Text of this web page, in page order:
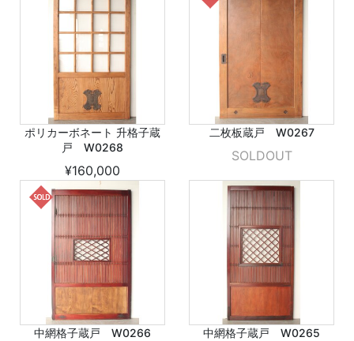
ポリカーボネート 升格子蔵
戸 W0268
¥160,000
二枚板蔵戸 W0267
SOLDOUT
中網格子蔵戸 W0266 中網格子蔵戸 W0265